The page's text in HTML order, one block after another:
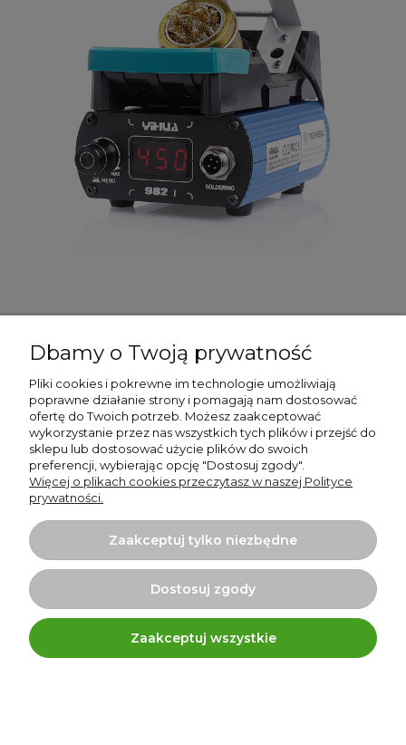
Dbamy o Twoją prywatność
Pliki cookies i pokrewne im technologie umożliwiają
poprawne działanie strony i pomagają nam dostosować
ofertę do Twoich potrzeb. Możesz zaakceptować
wykorzystanie przez nas wszystkich tych plików i przejść do
sklepu lub dostosować użycie plików do swoich
preferencji, wybierając opcję "Dostosuj zgody".
Więcej o plikach cookies przeczytasz w naszej Polityce
prywatności.
Zaakceptuj tylko niezbędne
Dostosuj zgody
Zaakceptuj wszystkie